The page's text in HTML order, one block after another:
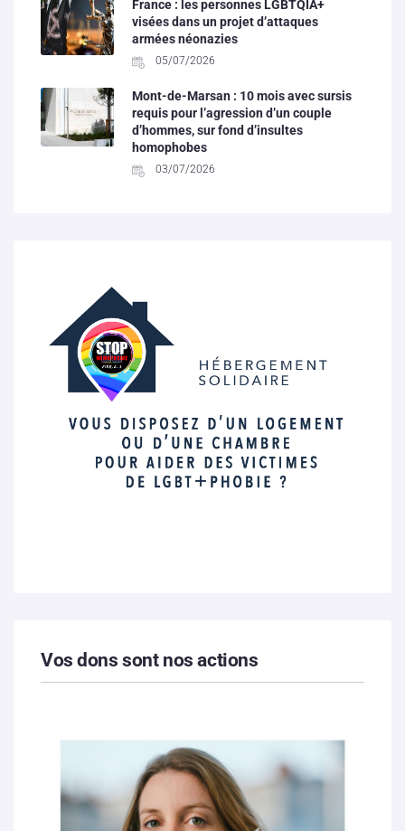
France : les personnes LGBTQIA+
visées dans un projet d’attaques
armées néonazies
05/07/2026
Mont-de-Marsan : 10 mois avec sursis
requis pour l’agression d’un couple
d’hommes, sur fond d’insultes
homophobes
03/07/2026
Vos dons sont nos actions